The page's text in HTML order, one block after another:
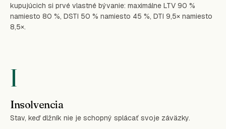
kupujúcich si prvé vlastné bývanie: maximálne LTV 90 %
namiesto 80 %, DSTI 50 % namiesto 45 %, DTI 9,5× namiesto
8,5×.
I
Insolvencia
Stav, keď dlžník nie je schopný splácať svoje záväzky.